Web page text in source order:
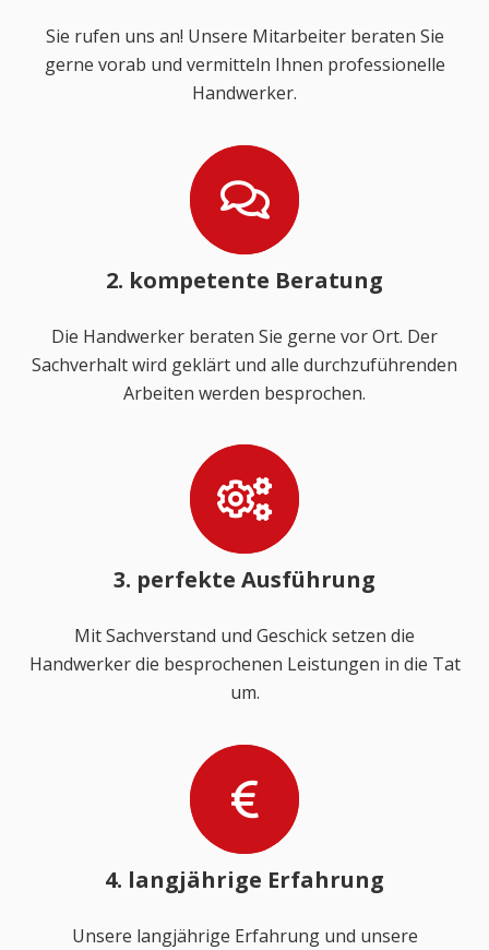
Sie rufen uns an! Unsere Mitarbeiter beraten Sie
gerne vorab und vermitteln Ihnen professionelle
Handwerker.
2. kompetente Beratung
Die Handwerker beraten Sie gerne vor Ort. Der
Sachverhalt wird geklärt und alle durchzuführenden
Arbeiten werden besprochen.
3. perfekte Ausführung
Mit Sachverstand und Geschick setzen die
Handwerker die besprochenen Leistungen in die Tat
um.
4. langjährige Erfahrung
Unsere langjährige Erfahrung und unsere